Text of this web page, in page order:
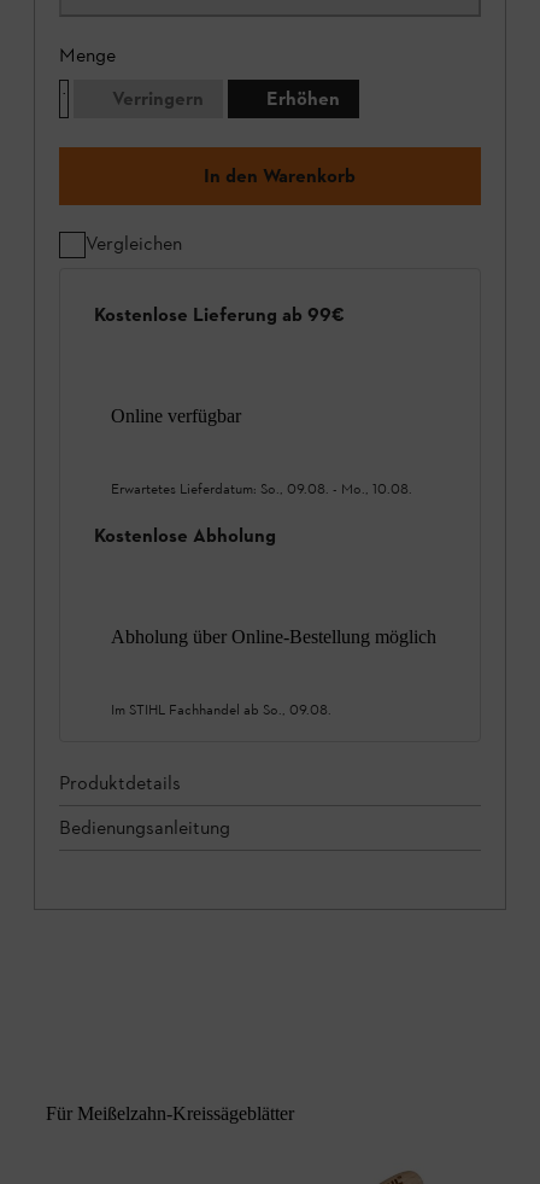
Menge
Verringern
Erhöhen
In den Warenkorb
Vergleichen
Kostenlose Lieferung ab 99€
Online verfügbar
Erwartetes Lieferdatum: So., 09.08. - Mo., 10.08.
Kostenlose Abholung
Abholung über Online-Bestellung möglich
Im STIHL Fachhandel ab So., 09.08.
Produktdetails
Bedienungsanleitung
Für Meißelzahn-Kreissägeblätter